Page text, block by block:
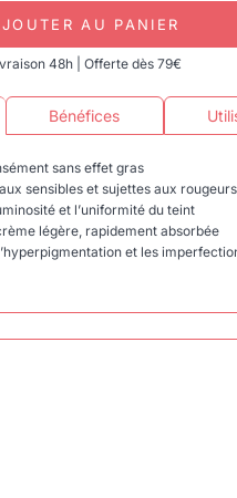
AU PANIER
48h | Offerte dès 79€
Bénéfices
sans effet gras
sensibles et sujettes aux rougeurs
et l’uniformité du teint
légère, rapidement absorbée
et les